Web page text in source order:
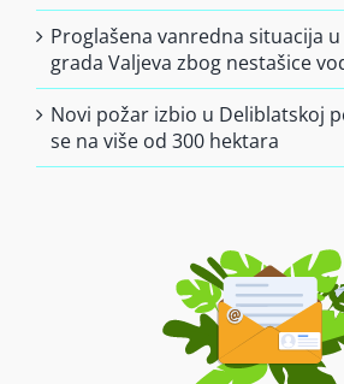
Proglašena vanredna situacija
grada Valjeva zbog nestašice
Novi požar izbio u Deliblatskoj
se na više od 300 hektara